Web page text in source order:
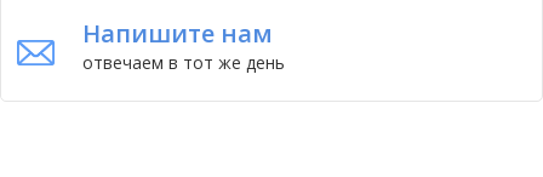
Напишите нам
отвечаем в тот же день